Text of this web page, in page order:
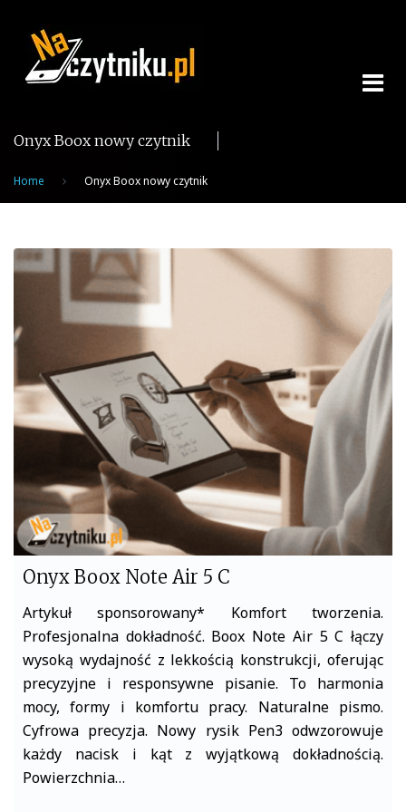
content
Onyx Boox nowy czytnik
Home Onyx Boox nowy czytnik
Tag:
Onyx
Boox
nowy
czytnik
Onyx Boox Note Air 5 C
Artykuł sponsorowany* Komfort tworzenia.
Profesjonalna dokładność. Boox Note Air 5 C łączy
wysoką wydajność z lekkością konstrukcji, oferując
precyzyjne i responsywne pisanie. To harmonia
mocy, formy i komfortu pracy. Naturalne pismo.
Cyfrowa precyzja. Nowy rysik Pen3 odwzorowuje
każdy nacisk i kąt z wyjątkową dokładnością.
Powierzchnia…